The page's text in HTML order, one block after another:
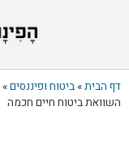
דף הבית»ביטוח ופיננסים»
השוואת ביטוח חיים חכמה